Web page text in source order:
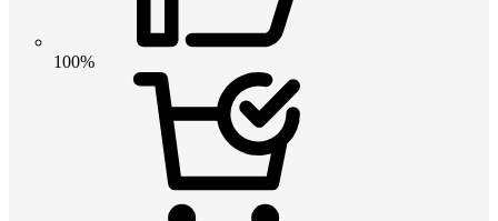
100%